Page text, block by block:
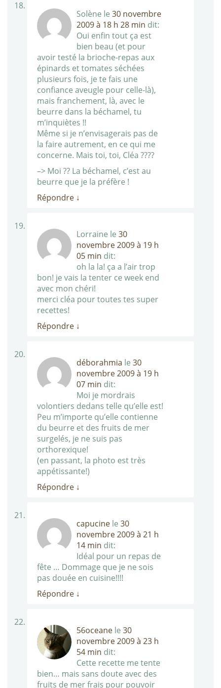
Solène le 30 novembre
2009 à 18 h 28 min dit:
Oui enfin tout ça est
bien beau (et pour
avoir testé la brioche-repas aux
épinards et tomates séchées
plusieurs fois, je te fais une
confiance aveugle pour celle-là),
mais franchement, là, avec le
beurre dans la béchamel, tu
m’inquiètes !!
Même si je n’envisagerais pas de
la faire autrement, en ce qui me
concerne. Mais toi, toi, Cléa ????
–> Moi ?? La béchamel, c’est au
beurre que je la préfère !
Répondre ↓
Lorraine le 30
novembre 2009 à 19 h
05 min dit:
oh la la! ça a l’air trop
bon! je vais la tenter ce week end
avec mon chéri!
merci cléa pour toutes tes super
recettes!
Répondre ↓
déborahmia le 30
novembre 2009 à 19 h
07 min dit:
Moi je mordrais
volontiers dedans telle qu’elle est!
Peu m’importe qu’elle contienne
du beurre et des fruits de mer
surgelés, je ne suis pas
orthorexique!
(en passant, la photo est très
appétissante!)
Répondre ↓
capucine le 30
novembre 2009 à 21 h
14 min dit:
Idéal pour un repas de
fête … Dommage que je ne sois
pas douée en cuisine!!!!
Répondre ↓
56oceane le 30
novembre 2009 à 23 h
54 min dit:
Cette recette me tente
bien… mais sans doute avec des
fruits de mer frais pour pouvoir